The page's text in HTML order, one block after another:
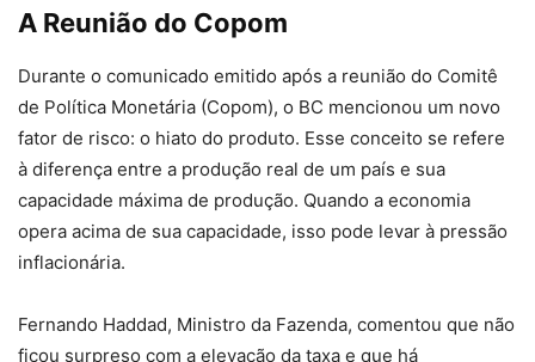
A Reunião do Copom
Durante o comunicado emitido após a reunião do Comitê
de Política Monetária (Copom), o BC mencionou um novo
fator de risco: o hiato do produto. Esse conceito se refere
à diferença entre a produção real de um país e sua
capacidade máxima de produção. Quando a economia
opera acima de sua capacidade, isso pode levar à pressão
inflacionária.
Fernando Haddad, Ministro da Fazenda, comentou que não
ficou surpreso com a elevação da taxa e que há